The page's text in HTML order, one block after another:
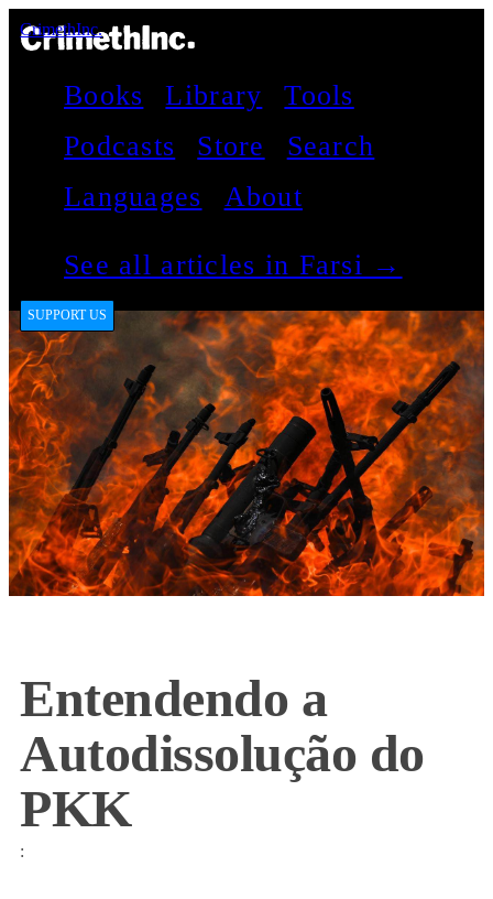
CrimethInc.
Books Library
Tools
Podcasts
Store
Search
Languages
About
See all articles in Farsi →
SUPPORT US
Entendendo a
Autodissolução do
PKK
: